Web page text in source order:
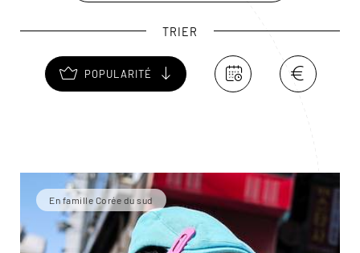
TRIER
POPULARITÉ
En famille Corée du sud